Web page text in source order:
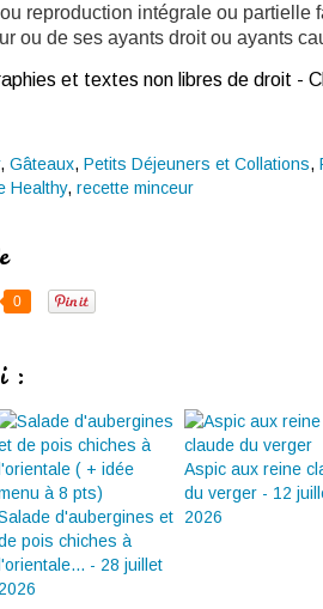
reproduction intégrale ou partielle
ou de ses ayants droit ou ayants
et textes non libres de droit -
, Gâteaux, Petits Déjeuners et Collations,
Healthy, recette minceur
0
:
d'aubergines et
pois chiches à
l'orientale... - 28 juillet
2026
Aspic aux reine
du verger - 12
2026